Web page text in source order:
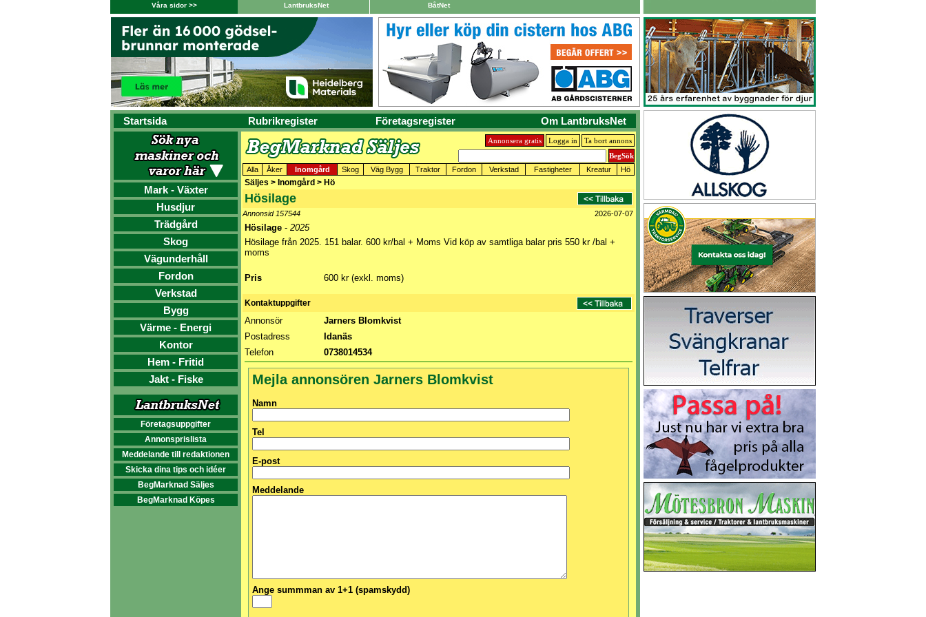
Våra sidor >> LantbruksNet BåtNet
Startsida Rubrikregister Företagsregister Om LantbruksNet
Mark - Växter
Husdjur
Trädgård
Skog
Vägunderhåll
Fordon
Verkstad
Bygg
Värme - Energi
Kontor
Hem - Fritid
Jakt - Fiske
Företagsuppgifter
Annonsprislista
Meddelande till redaktionen
Skicka dina tips och idéer
BegMarknad Säljes
BegMarknad Köpes
Annonsera gratis Logga in Ta bort annons
Alla Åker Inomgård Skog Väg Bygg Traktor Fordon Verkstad Fastigheter Kreatur Hö
Säljes > Inomgård > Hö
Hösilage
Annonsid 157544 2026-07-07
Hösilage - 2025
Hösilage från 2025. 151 balar. 600 kr/bal + Moms Vid köp av samtliga balar pris 550 kr /bal +
moms
Pris 600 kr (exkl. moms)
Kontaktuppgifter
Annonsör
Jarners Blomkvist
Postadress
Idanäs
Telefon
0738014534
Mejla annonsören Jarners Blomkvist
Namn
Tel
E-post
Meddelande
Ange summman av 1+1 (spamskydd)